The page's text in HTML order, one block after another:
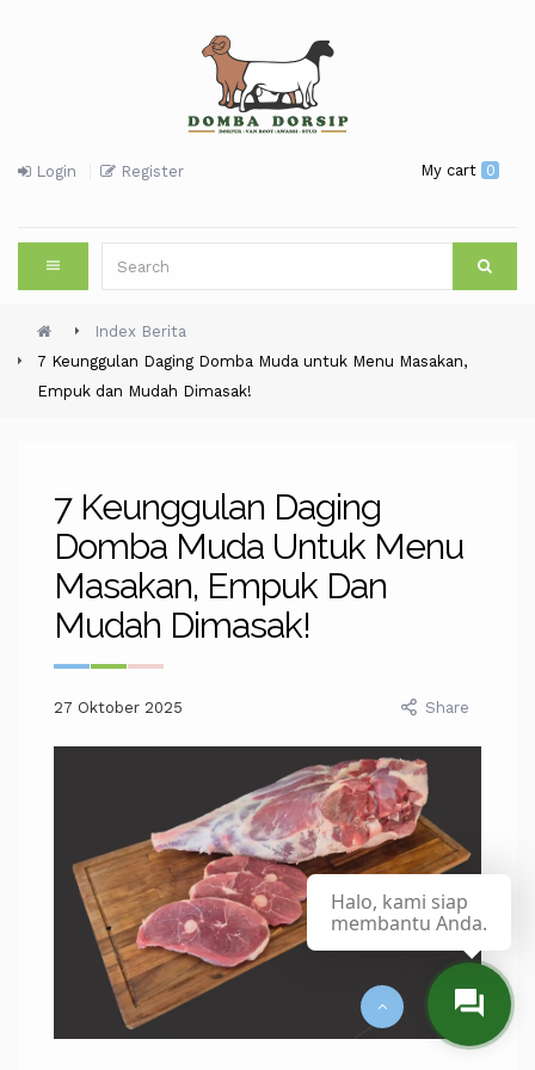
Login Register My cart 0
Index Berita
7 Keunggulan Daging Domba Muda untuk Menu Masakan,
Empuk dan Mudah Dimasak!
7 Keunggulan Daging
Domba Muda Untuk Menu
Masakan, Empuk Dan
Mudah Dimasak!
27 Oktober 2025 Share
Halo, kami siap
membantu Anda.